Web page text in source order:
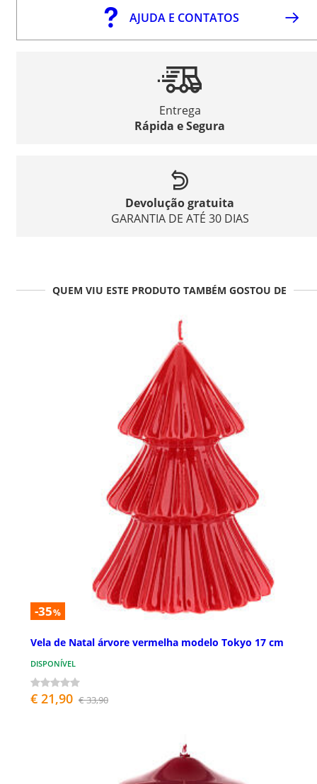
AJUDA E CONTATOS
Entrega
Rápida e Segura
Devolução gratuita
GARANTIA DE ATÉ 30 DIAS
QUEM VIU ESTE PRODUTO TAMBÉM GOSTOU DE
-35%
Vela de Natal árvore vermelha modelo Tokyo 17 cm
DISPONÍVEL
€ 21,90 € 33,90